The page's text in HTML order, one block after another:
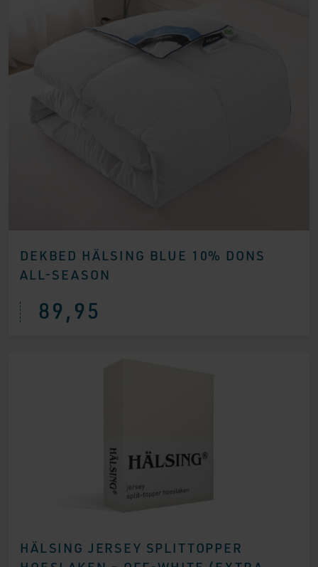
DEKBED HÄLSING BLUE 10% DONS
ALL-SEASON
89,95
HÄLSING JERSEY SPLITTOPPER